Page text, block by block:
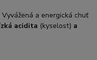
a energická chuť
acidita (kyselost) a